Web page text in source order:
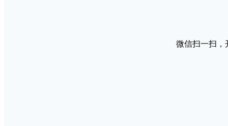
微信扫一扫，